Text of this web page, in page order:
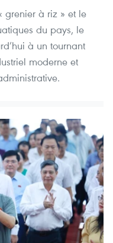
grenier à riz » et le
du pays, le
à un tournant
moderne et